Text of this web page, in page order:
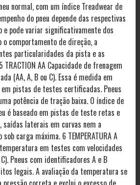
normal, com um índice Treadwear de
do pneu depende das respectivas
e pode variar significativamente dos
comportamento de direção, a
particularidades da pista e as
AA Capacidade de frenagem
(AA, A, B ou C). Essa é medida em
pistas de testes certificadas. Pneus
potência de tração baixa. O índice de
é baseado em pistas de teste retas e
saídas laterais em curvas nem a
carga máxima. 6 TEMPERATURA A
em testes com velocidades
Pneus com identificadores A e B
legais. A avaliação da temperatura se